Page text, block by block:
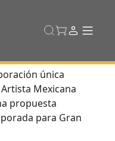
única
Mexicana
propuesta
para Gran